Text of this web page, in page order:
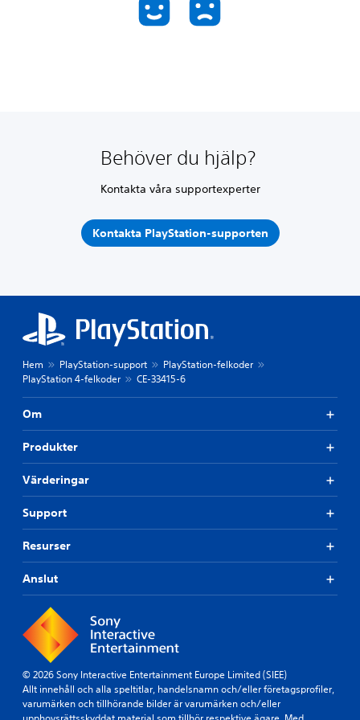
Behöver du hjälp?
Kontakta våra supportexperter
Kontakta PlayStation-supporten
Hem PlayStation-support
PlayStation-felkoder
PlayStation 4-felkoder
CE-33415-6
Om
Produkter
Värderingar
Support
Resurser
Anslut
© 2026 Sony Interactive Entertainment Europe Limited (SIEE)
Allt innehåll och alla speltitlar, handelsnamn och/eller företagsprofiler,
varumärken och tillhörande bilder är varumärken och/eller